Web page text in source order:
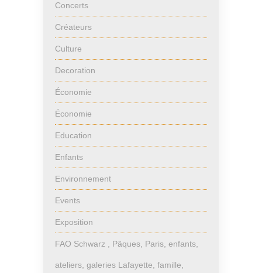
Concerts
Créateurs
Culture
Decoration
Économie
Économie
Education
Enfants
Environnement
Events
Exposition
FAO Schwarz , Pâques, Paris, enfants,
ateliers, galeries Lafayette, famille,